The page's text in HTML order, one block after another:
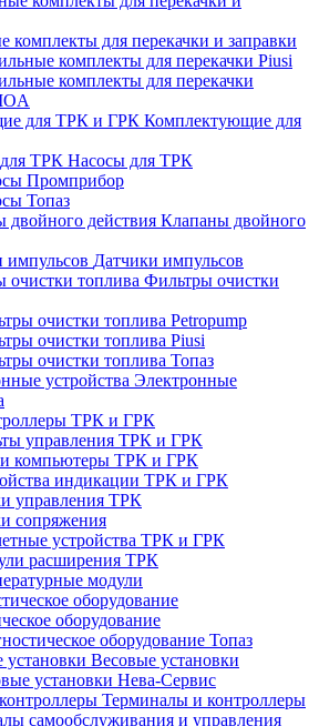
комплекты для перекачки и заправки
комплекты для перекачки Piusi
комплекты для перекачки
Комплектующие для
Насосы для ТРК
Промприбор
Топаз
Клапаны двойного
Датчики импульсов
Фильтры очистки
очистки топлива Petropump
очистки топлива Piusi
очистки топлива Топаз
Электронные
ТРК и ГРК
управления ТРК и ГРК
компьютеры ТРК и ГРК
индикации ТРК и ГРК
управления ТРК
сопряжения
устройства ТРК и ГРК
расширения ТРК
модули
оборудование
оборудование Топаз
Весовые установки
установки Нева-Сервис
Терминалы и контроллеры